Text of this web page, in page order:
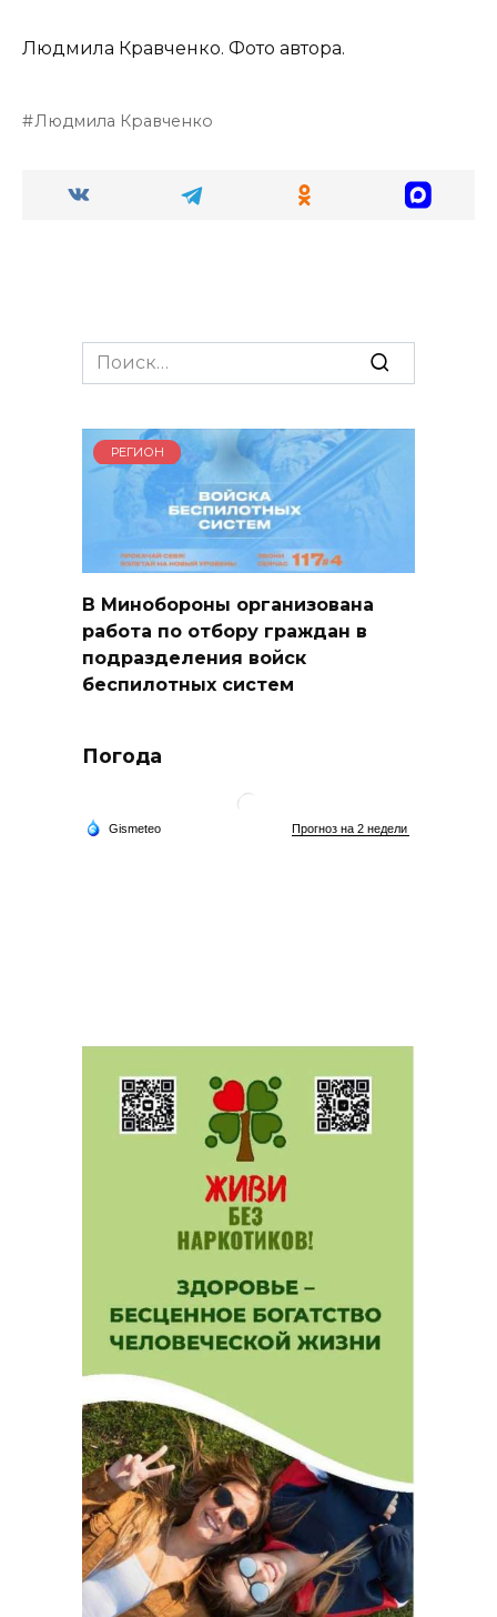
Людмила Кравченко. Фото автора.
Людмила Кравченко
Search
for:
РЕГИОН
В Минобороны организована
работа по отбору граждан в
подразделения войск
беспилотных систем
Погода